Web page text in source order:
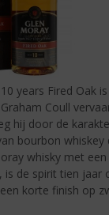
years Fired Oak
Coull
hij door de
bourbon whiskey
whisky met
is de spirit tien jaar
korte finish op